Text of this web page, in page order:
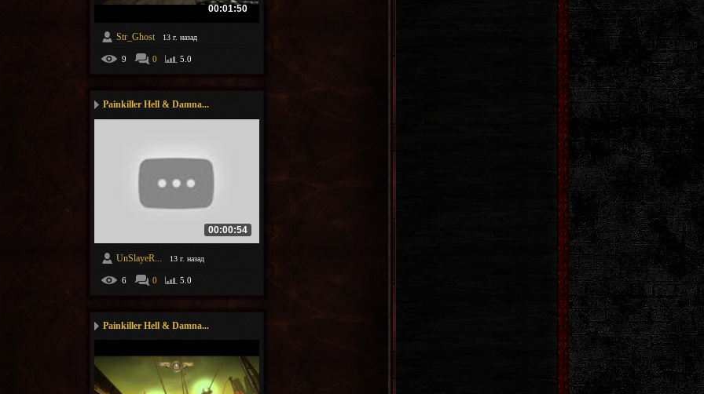
00:01:50
Str_Ghost 13 г. назад
9 0 5.0
Painkiller Hell & Damna...
00:00:54
UnSlayeR... 13 г. назад
6 0 5.0
Painkiller Hell & Damna...